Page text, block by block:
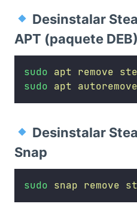
Desinstalar
APT (paquete DEB)
sudo apt remove
sudo apt autoremove
Desinstalar
Snap
sudo snap remove